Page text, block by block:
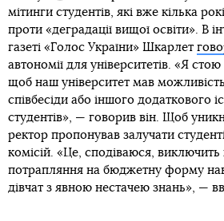
мітинги студентів, які вже кілька
проти «деградації вищої освіти». В
газеті «Голос України» Шкарлет
автономії для університетів. «Я
щоб наш університет мав
співбесіди або іншого додаткового
студентів», — говорив він. Щоб
ректор пропонував залучати
комісій. «Це, сподіваюся, виключить
потрапляння на бюджетну форму
дівчат з явною нестачею знань», —